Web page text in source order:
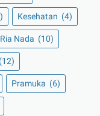
Kesehatan (4)
Nada (10)
(12)
Pramuka (6)